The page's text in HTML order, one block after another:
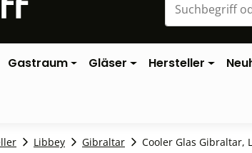
Gastraum Gläser Hersteller
Libbey Gibraltar Cooler Glas Gibraltar,